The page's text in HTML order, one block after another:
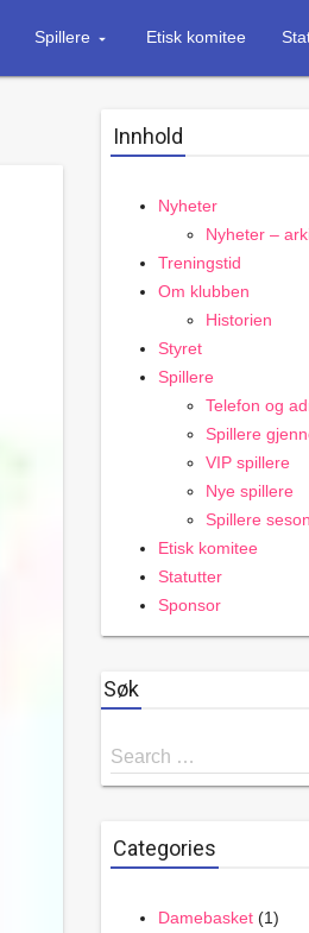
Spillere Etisk komitee
Innhold
Nyheter
Nyheter –
Treningstid
Om klubben
Historien
Styret
Spillere
Telefon og
Spillere
VIP spillere
Nye spillere
Spillere
Etisk komitee
Statutter
Sponsor
Søk
Search
for
Search …
Categories
Damebasket (1)